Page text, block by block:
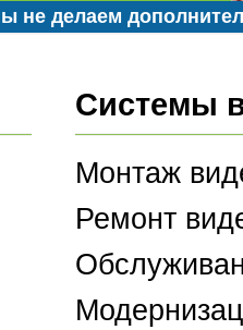
не делаем
Системы
Монтаж
Ремонт